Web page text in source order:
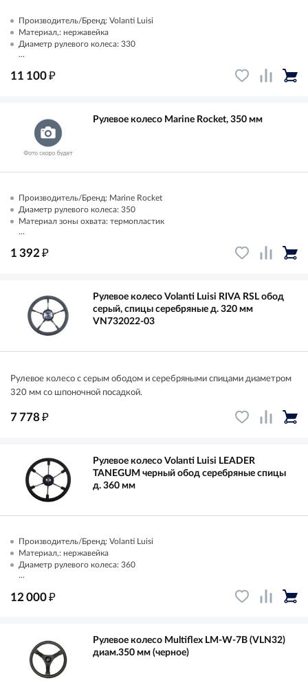
Производитель/Бренд: Volanti Luisi
Материал,: нержавейка
Диаметр рулевого колеса: 330
...
11 100₽
Рулевое колесо Marine Rocket, 350 мм
Производитель/Бренд: Marine Rocket
Диаметр рулевого колеса: 350
Материал зоны охвата: термопластик
...
1 392₽
Рулевое колесо Volanti Luisi RIVA RSL обод
серый, спицы серебряные д. 320 мм
VN732022-03
Рулевое колесо с серым ободом и серебряными спицами диаметром
320 мм со шпоночной посадкой.
7 778₽
Рулевое колесо Volanti Luisi LEADER
TANEGUM черный обод серебряные спицы
д. 360 мм
Производитель/Бренд: Volanti Luisi
Материал,: нержавейка
Диаметр рулевого колеса: 360
...
12 000₽
Рулевое колесо Multiflex LM-W-7В (VLN32)
диам.350 мм (черное)